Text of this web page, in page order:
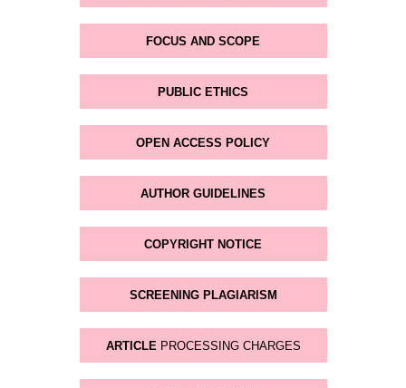
FOCUS AND SCOPE
PUBLIC ETHICS
OPEN ACCESS POLICY
AUTHOR GUIDELINES
COPYRIGHT NOTICE
SCREENING PLAGIARISM
ARTICLE PROCESSING CHARGES